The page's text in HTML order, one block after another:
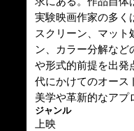
実験映画作家の多く
スクリーン、マッ
ン、カラー分解な
や形式的前提を出発
代にかけてのオース
美学や革新的なアプ
ジャンル
上映